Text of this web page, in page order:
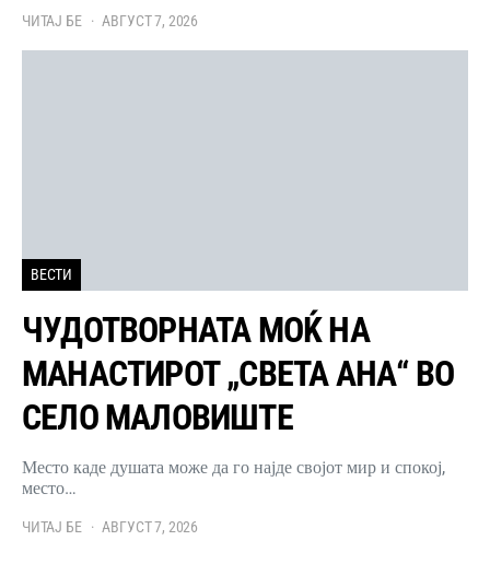
ЧИТАЈ БЕ АВГУСТ 7, 2026
ВЕСТИ
ЧУДОТВОРНАТА МОЌ НА
МАНАСТИРОТ „СВЕТА АНА“ ВО
СЕЛО МАЛОВИШТЕ
Место каде душата може да го најде својот мир и спокој,
место…
ЧИТАЈ БЕ АВГУСТ 7, 2026